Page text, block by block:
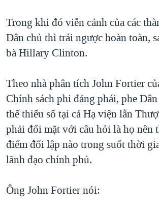
Trong khi đó viễn cảnh của các
Dân chủ thì trái ngược hoàn toàn,
bà Hillary Clinton.
Theo nhà phân tích John Fortier
Chính sách phi đảng phái, phe
thế thiểu số tại cả Hạ viện lẫn
phải đối mặt với câu hỏi là họ nên
điểm đối lập nào trong suốt thời
lãnh đạo chính phủ.
Ông John Fortier nói: